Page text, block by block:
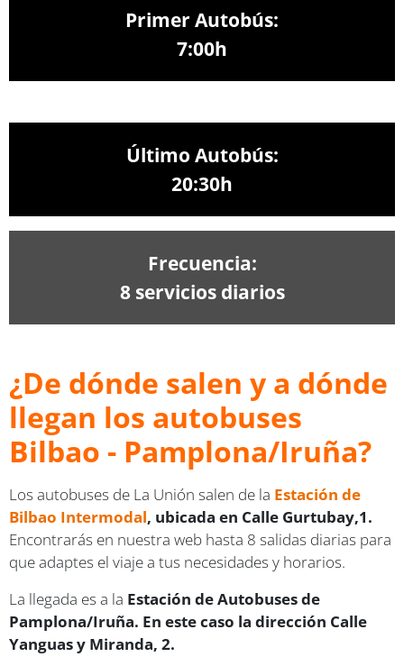
Primer Autobús:
7:00h
Último Autobús:
20:30h
Frecuencia:
8 servicios diarios
¿De dónde salen y a dónde
llegan los autobuses
Bilbao - Pamplona/Iruña?
Los autobuses de La Unión salen de la Estación de
Bilbao Intermodal, ubicada en Calle Gurtubay,1.
Encontrarás en nuestra web hasta 8 salidas diarias para
que adaptes el viaje a tus necesidades y horarios.
La llegada es a la Estación de Autobuses de
Pamplona/Iruña. En este caso la dirección Calle
Yanguas y Miranda, 2.